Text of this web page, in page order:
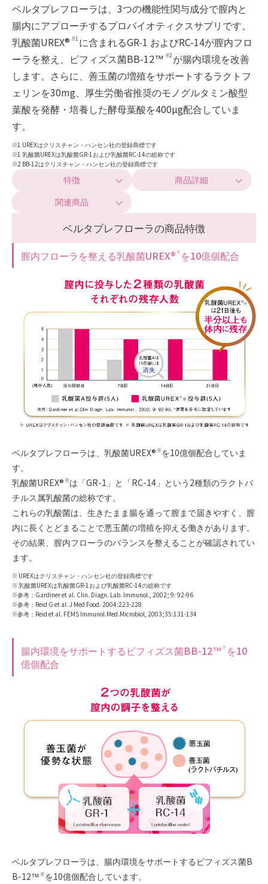
ベルタプレフローラは、3つの機能性関与成分で膣内と
腸内にアプローチするプロバイオティクスサプリです。
乳酸菌UREX® ※1 に含まれるGR-1 およびRC-14が膣内フロ
ーラを整え、ビフィズス菌BB-12™ ※2 が腸内環境を改善
します。さらに、善玉菌の増殖をサポートするラクトフ
ェリンを30mg、厚生労働省推奨のモノグルタミン酸型
葉酸を発酵・培養した酵母葉酸を400µg配合していま
す。
※1 UREXはクリスチャン・ハンセン社の登録商標です
※1 乳酸菌UREXは乳酸菌GR-1および乳酸菌RC-14の総称です
※2 BB-12はクリスチャン・ハンセン社の登録商標です
特徴
商品詳細
関連商品
ベルタプレフローラの商品特徴
膣内フローラを整える乳酸菌UREX®※ を10億個配合
ベルタプレフローラは、乳酸菌UREX® ※を10億個配合していま
す。
乳酸菌UREX® ※は「GR-1」と「RC-14」という2種類のラクトバ
チルス属乳酸菌の総称です。
これらの乳酸菌は、生きたまま腸を通って膣まで届きやすく、膣
内に長くとどまることで悪玉菌の増殖を抑える働きがあります。
その結果、膣内フローラのバランスを整えることが確認されてい
ます。
※ UREXはクリスチャン・ハンセン社の登録商標です
※ 乳酸菌UREXは乳酸菌GR-1および乳酸菌RC-14の総称です
※参考：Gardiner et al. Clin. Diagn. Lab. Immunol., 2002; 9: 92-96
※参考：Reid G et al. J Med Food. 2004:223-228
※参考：Reid et al. FEMS Immunol.Med.Microbiol, 2003;35:131-134
腸内環境をサポートするビフィズス菌BB-12™※ を10
億個配合
ベルタプレフローラは、腸内環境をサポートするビフィズス菌B
B-12™ ※を10億個配合しています。